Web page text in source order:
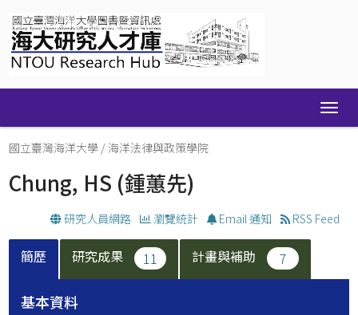
navigation
國立臺灣海洋大學 / 海洋法律與政策學院
Chung, HS (鍾蕙先)
研究人員網路 瀏覽統計 Email 通知 RSS Feed
簡歷 研究成果 11 計畫與補助 7
基本資料